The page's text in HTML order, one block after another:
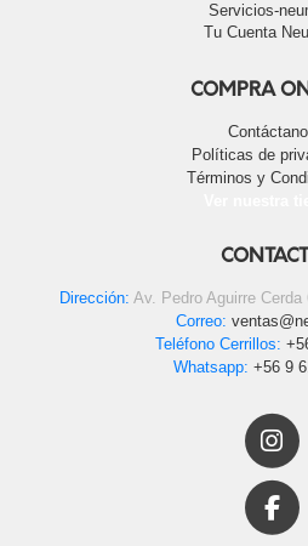
Servicios-
Tu Cuenta
COMPRA
Políticas de
Términos y
Dirección: Av. Pedro Aguirre
Correo:
Teléfono Cerrillos:
Whatsapp: +56 9